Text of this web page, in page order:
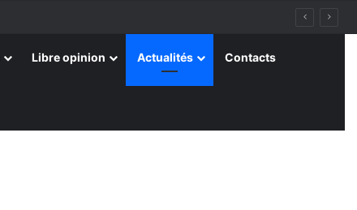
Libre opinion Actualités Contacts